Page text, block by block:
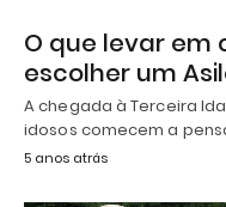
O que levar em
escolher um
A chegada à Terceira
idosos comecem a
5 anos atrás